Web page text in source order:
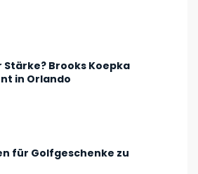
Brooks Koepka
in Orlando
für Golfgeschenke zu